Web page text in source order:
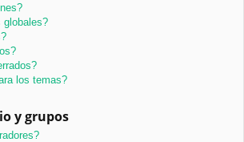
globales?
los temas?
y grupos